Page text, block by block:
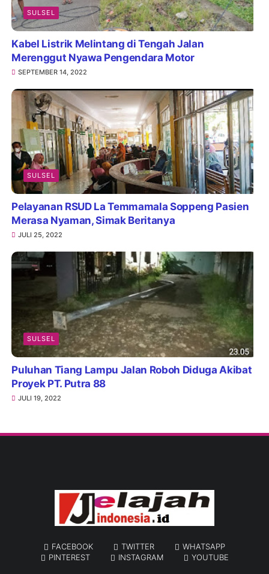
SULSEL
Kabel Listrik Melintang di Tengah Jalan
Merenggut Nyawa Pengendara Motor
SEPTEMBER 14, 2022
SULSEL
Pelayanan RSUD La Temmamala Soppeng Pasien
Merasa Nyaman, Simak Beritanya
JULI 25, 2022
SULSEL
Puluhan Tiang Lampu Jalan Roboh Diduga Akibat
Proyek PT. Putra 88
JULI 19, 2022
FACEBOOK TWITTER
WHATSAPP
PINTEREST
INSTAGRAM YOUTUBE